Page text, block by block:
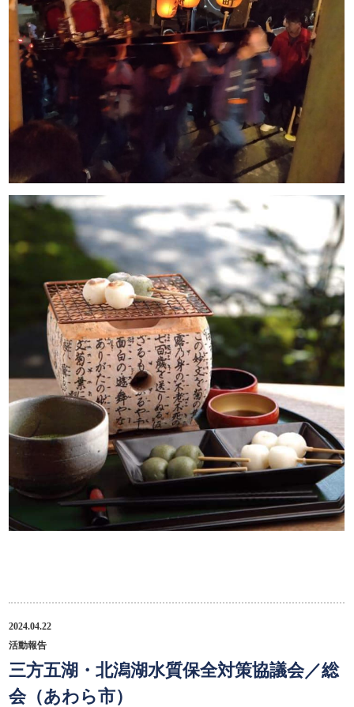
2024.04.22
活動報告
三方五湖・北潟湖水質保全対策協議会／総
会（あわら市）